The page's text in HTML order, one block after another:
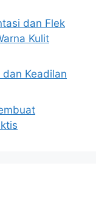
dan Flek
Kulit
Keadilan